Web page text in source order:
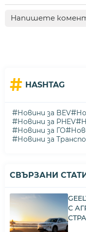
# HASHTAG
#Новини за BEV#
#Новини за PHEV#
#Новини за ГО#
#Новини за
СВЪРЗАНИ
С